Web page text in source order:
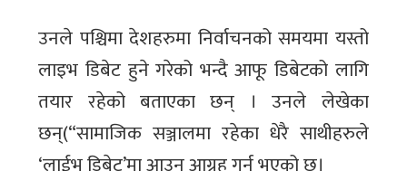
उनले पश्चिमा देशहरुमा निर्वाचनको समयमा यस्तो
लाइभ डिबेट हुने गरेको भन्दै आफू डिबेटको लागि
तयार रहेको बताएका छन् । उनले लेखेका
छन्(“सामाजिक सञ्जालमा रहेका धेरै साथीहरुले